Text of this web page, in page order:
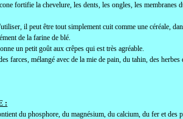
fortifie la chevelure, les dents, les ongles, les membranes
il peut être tout simplement cuit comme une céréale,
de la farine de blé.
un petit goût aux crêpes qui est très agréable.
farces, mélangé avec de la mie de pain, du tahin, des
:
du phosphore, du magnésium, du calcium, du fer et des